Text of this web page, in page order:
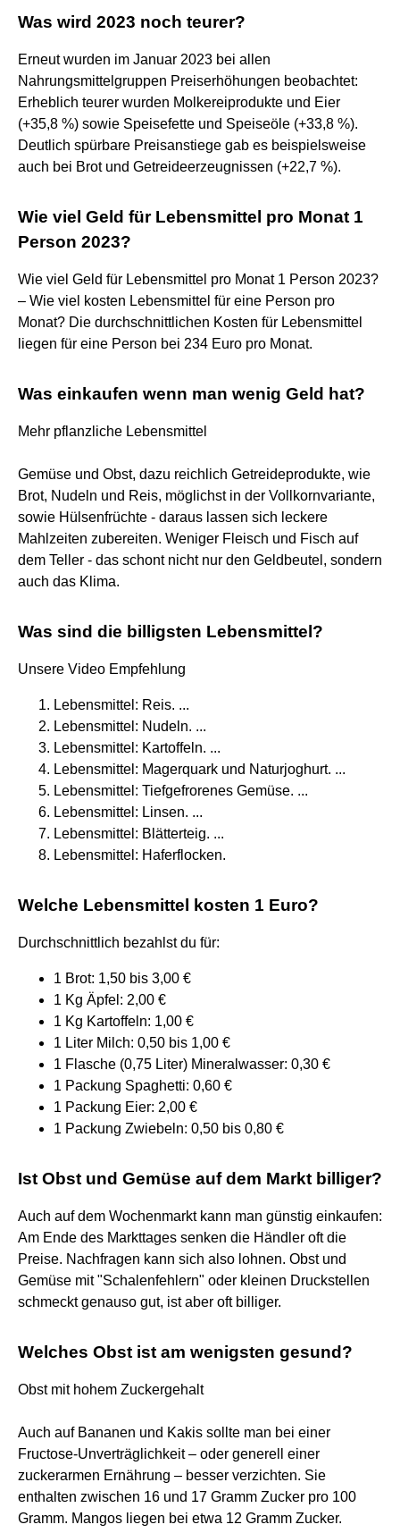
Was wird 2023 noch teurer?
Erneut wurden im Januar 2023 bei allen
Nahrungsmittelgruppen Preiserhöhungen beobachtet:
Erheblich teurer wurden Molkereiprodukte und Eier
(+35,8 %) sowie Speisefette und Speiseöle (+33,8 %).
Deutlich spürbare Preisanstiege gab es beispielsweise
auch bei Brot und Getreideerzeugnissen (+22,7 %).
Wie viel Geld für Lebensmittel pro Monat 1
Person 2023?
Wie viel Geld für Lebensmittel pro Monat 1 Person 2023?
– Wie viel kosten Lebensmittel für eine Person pro
Monat? Die durchschnittlichen Kosten für Lebensmittel
liegen für eine Person bei 234 Euro pro Monat.
Was einkaufen wenn man wenig Geld hat?
Mehr pflanzliche Lebensmittel
Gemüse und Obst, dazu reichlich Getreideprodukte, wie
Brot, Nudeln und Reis, möglichst in der Vollkornvariante,
sowie Hülsenfrüchte - daraus lassen sich leckere
Mahlzeiten zubereiten. Weniger Fleisch und Fisch auf
dem Teller - das schont nicht nur den Geldbeutel, sondern
auch das Klima.
Was sind die billigsten Lebensmittel?
Unsere Video Empfehlung
Lebensmittel: Reis. ...
Lebensmittel: Nudeln. ...
Lebensmittel: Kartoffeln. ...
Lebensmittel: Magerquark und Naturjoghurt. ...
Lebensmittel: Tiefgefrorenes Gemüse. ...
Lebensmittel: Linsen. ...
Lebensmittel: Blätterteig. ...
Lebensmittel: Haferflocken.
Welche Lebensmittel kosten 1 Euro?
Durchschnittlich bezahlst du für:
1 Brot: 1,50 bis 3,00 €
1 Kg Äpfel: 2,00 €
1 Kg Kartoffeln: 1,00 €
1 Liter Milch: 0,50 bis 1,00 €
1 Flasche (0,75 Liter) Mineralwasser: 0,30 €
1 Packung Spaghetti: 0,60 €
1 Packung Eier: 2,00 €
1 Packung Zwiebeln: 0,50 bis 0,80 €
Ist Obst und Gemüse auf dem Markt billiger?
Auch auf dem Wochenmarkt kann man günstig einkaufen:
Am Ende des Markttages senken die Händler oft die
Preise. Nachfragen kann sich also lohnen. Obst und
Gemüse mit "Schalenfehlern" oder kleinen Druckstellen
schmeckt genauso gut, ist aber oft billiger.
Welches Obst ist am wenigsten gesund?
Obst mit hohem Zuckergehalt
Auch auf Bananen und Kakis sollte man bei einer
Fructose-Unverträglichkeit – oder generell einer
zuckerarmen Ernährung – besser verzichten. Sie
enthalten zwischen 16 und 17 Gramm Zucker pro 100
Gramm. Mangos liegen bei etwa 12 Gramm Zucker.